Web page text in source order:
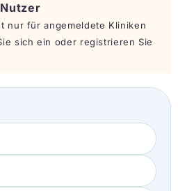
nur für angemeldete Kliniken
sich ein oder registrieren Sie